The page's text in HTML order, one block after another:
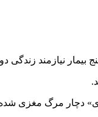
نیازمند زندگی
دچار مرگ مغزی